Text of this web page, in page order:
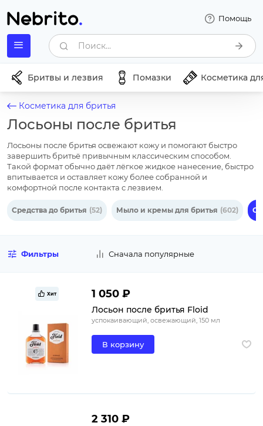
Помощь
Поиск...
Бритвы и лезвия Помазки Косметика
Косметика для бритья
Лосьоны после бритья
Лосьоны после бритья освежают кожу и помогают быстро
завершить бритьё привычным классическим способом.
Такой формат обычно даёт лёгкое жидкое нанесение, быстро
впитывается и оставляет кожу более собранной и
комфортной после контакта с лезвием.
Средства до бритья (52) Мыло и кремы для бритья (602)
Фильтры Сначала популярные
Хит 1 050 ₽
Лосьон после бритья Floid
успокаивающий, освежающий, 150 мл
В корзину
2 310 ₽